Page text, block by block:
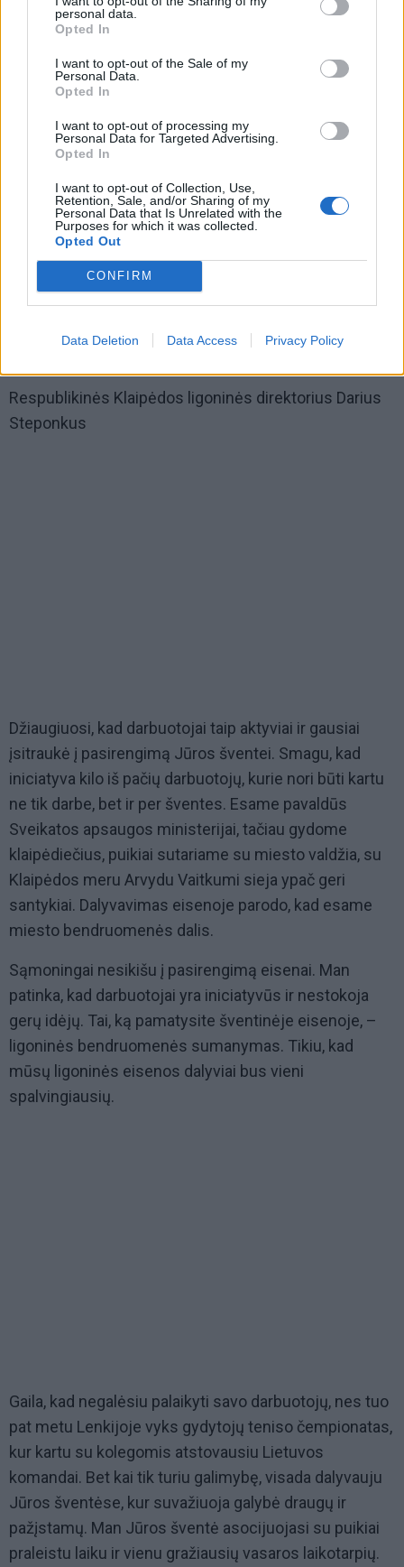
personal data.
Opted In
I want to opt-out of the Sale of my
Personal Data.
Opted In
I want to opt-out of processing my
Personal Data for Targeted Advertising.
Opted In
I want to opt-out of Collection, Use,
Retention, Sale, and/or Sharing of my
Personal Data that Is Unrelated with the
Purposes for which it was collected.
Opted Out
CONFIRM
Data Deletion Data Access Privacy Policy
Ar dalyvavimas Jūros šventės eisenoje taps gražia
ligoninės tradicija? „Turime daug gražių idėjų, lieka tik
jas įgyvendinti. Norisi vis labiau įsitraukti į viešą
Klaipėdos gyvenimą ir būti miesto bendruomenės
dalimi: kad ne tik žmonės pas mus ateitų, bet ir mes
eitume pas juos. Norime miesto šventėse ir
renginiuose būti matomi ir skleisti gerąją žinią apie
savo veiklą“, - reziumavo Žmogiškųjų išteklių ir
Respublikinės Klaipėdos ligoninės direktorius Darius
Steponkus
Džiaugiuosi, kad darbuotojai taip aktyviai ir gausiai
įsitraukė į pasirengimą Jūros šventei. Smagu, kad
iniciatyva kilo iš pačių darbuotojų, kurie nori būti kartu
ne tik darbe, bet ir per šventes. Esame pavaldūs
Sveikatos apsaugos ministerijai, tačiau gydome
klaipėdiečius, puikiai sutariame su miesto valdžia, su
Klaipėdos meru Arvydu Vaitkumi sieja ypač geri
santykiai. Dalyvavimas eisenoje parodo, kad esame
miesto bendruomenės dalis.
Sąmoningai nesikišu į pasirengimą eisenai. Man
patinka, kad darbuotojai yra iniciatyvūs ir nestokoja
gerų idėjų. Tai, ką pamatysite šventinėje eisenoje, –
ligoninės bendruomenės sumanymas. Tikiu, kad
mūsų ligoninės eisenos dalyviai bus vieni
spalvingiausių.
Gaila, kad negalėsiu palaikyti savo darbuotojų, nes tuo
pat metu Lenkijoje vyks gydytojų teniso čempionatas,
kur kartu su kolegomis atstovausiu Lietuvos
komandai. Bet kai tik turiu galimybę, visada dalyvauju
Jūros šventėse, kur suvažiuoja galybė draugų ir
pažįstamų. Man Jūros šventė asocijuojasi su puikiai
praleistu laiku ir vienu gražiausių vasaros laikotarpių.